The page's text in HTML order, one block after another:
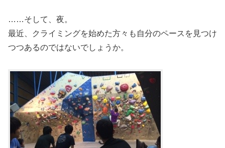
……そして、夜。
最近、クライミングを始めた方々も自分のペースを見つけ
つつあるのではないでしょうか。